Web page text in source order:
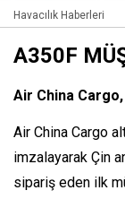
Havacılık Haberleri
A350F
Air China
Air China Cargo
imzalayarak Çin
sipariş eden ilk